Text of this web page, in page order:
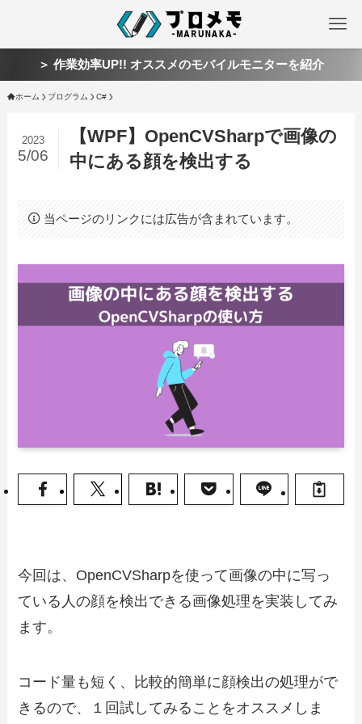
＞ 作業効率UP!! オススメのモバイルモニターを紹介
ホーム プログラム C#
【WPF】OpenCVSharpで画像の
中にある顔を検出する
2023
5/06
当ページのリンクには広告が含まれています。
今回は、OpenCVSharpを使って画像の中に写っ
ている人の顔を検出できる画像処理を実装してみ
ます。
コード量も短く、比較的簡単に顔検出の処理がで
きるので、１回試してみることをオススメしま